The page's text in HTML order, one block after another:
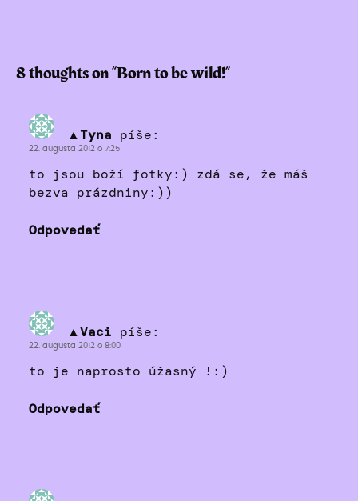
8 thoughts on “Born to be wild!”
▲Tyna píše:
22. augusta 2012 o 7:25
to jsou boží fotky:) zdá se, že máš
bezva prázdniny:))
Odpovedať
▲Vaci píše:
22. augusta 2012 o 8:00
to je naprosto úžasný !:)
Odpovedať